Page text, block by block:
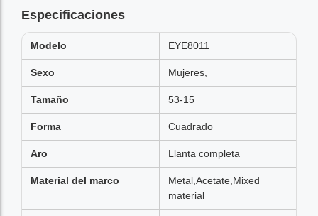
Especificaciones
Modelo EYE8011
Sexo Mujeres,
Tamaño 53-15
Forma Cuadrado
Aro Llanta completa
Material del marco
Metal,Acetate,Mixed
material